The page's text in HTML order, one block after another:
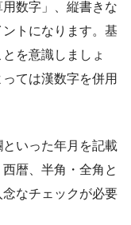
数字」、縦書きな
トになります。基
を意識しましょ
ては漢数字を併用
いった年月を記載
暦、半角・全角と
なチェックが必要